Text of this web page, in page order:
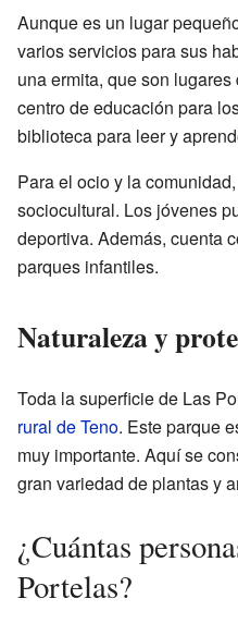
Aunque es un lugar
varios servicios para sus
una ermita, que son
centro de educación para
biblioteca para leer y
Para el ocio y la
sociocultural. Los jóvenes
deportiva. Además, cuenta
parques infantiles.
Naturaleza y
Toda la superficie de Las
rural de Teno. Este parque
muy importante. Aquí se
gran variedad de plantas y
¿Cuántas
Portelas?